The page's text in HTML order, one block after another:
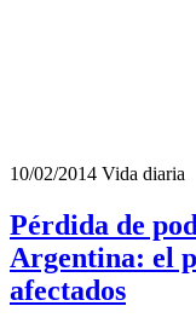
10/02/2014 Vida diaria
Pérdida de
Argentina: el
afectados